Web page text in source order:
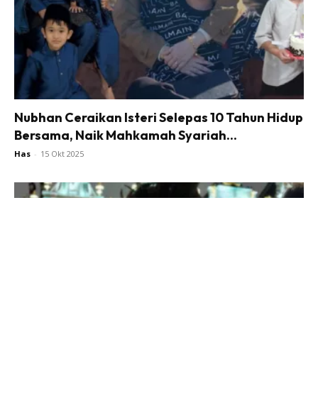
Nubhan Ceraikan Isteri Selepas 10 Tahun Hidup
Bersama, Naik Mahkamah Syariah...
Has - 15 Okt 2025